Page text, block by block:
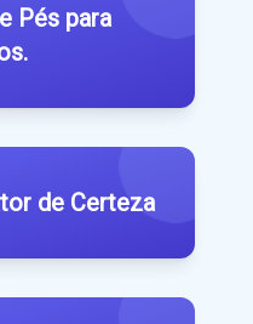
Pés para
de Certeza